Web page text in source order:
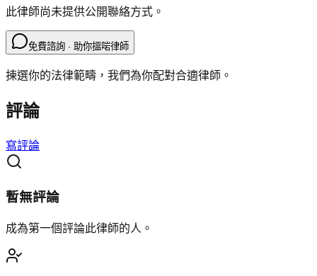
此律師尚未提供公開聯絡方式。
免費諮詢 · 助你搵啱律師
揀選你的法律範疇，我們為你配對合適律師。
評論
寫評論
暫無評論
成為第一個評論此律師的人。